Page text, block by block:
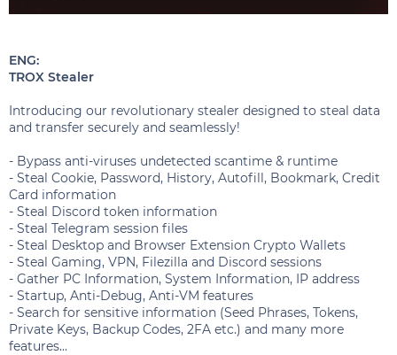
ENG:
TROX Stealer
Introducing our revolutionary stealer designed to steal data
and transfer securely and seamlessly!
- Bypass anti-viruses undetected scantime & runtime
- Steal Cookie, Password, History, Autofill, Bookmark, Credit
Card information
- Steal Discord token information
- Steal Telegram session files
- Steal Desktop and Browser Extension Crypto Wallets
- Steal Gaming, VPN, Filezilla and Discord sessions
- Gather PC Information, System Information, IP address
- Startup, Anti-Debug, Anti-VM features
- Search for sensitive information (Seed Phrases, Tokens,
Private Keys, Backup Codes, 2FA etc.) and many more
features...